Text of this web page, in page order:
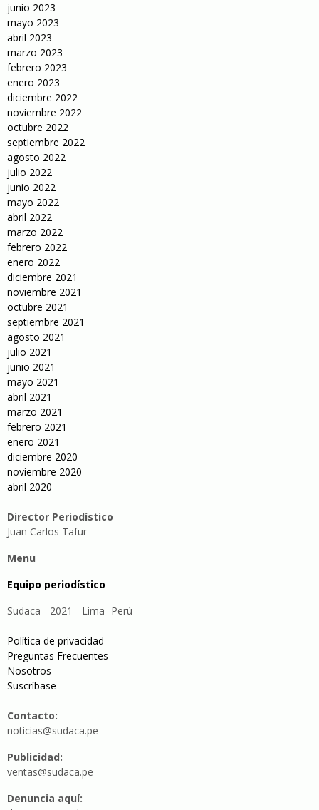
junio 2023
mayo 2023
abril 2023
marzo 2023
febrero 2023
enero 2023
diciembre 2022
noviembre 2022
octubre 2022
septiembre 2022
agosto 2022
julio 2022
junio 2022
mayo 2022
abril 2022
marzo 2022
febrero 2022
enero 2022
diciembre 2021
noviembre 2021
octubre 2021
septiembre 2021
agosto 2021
julio 2021
junio 2021
mayo 2021
abril 2021
marzo 2021
febrero 2021
enero 2021
diciembre 2020
noviembre 2020
abril 2020
Director Periodístico
Juan Carlos Tafur
Menu
Equipo periodístico
Sudaca - 2021 - Lima -Perú
Política de privacidad
Preguntas Frecuentes
Nosotros
Suscríbase
Contacto:
noticias@sudaca.pe
Publicidad:
ventas@sudaca.pe
Denuncia aquí: